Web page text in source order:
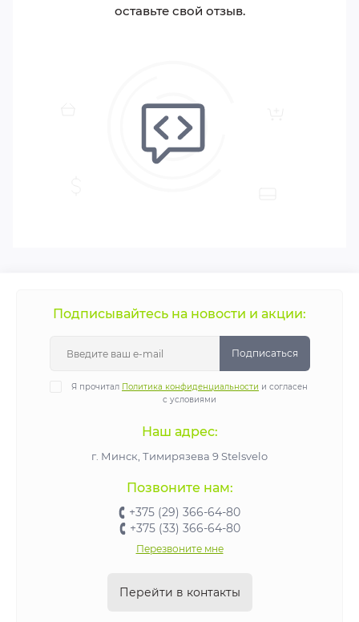
оставьте свой отзыв.
Подписывайтесь на новости и акции:
Подписаться
Я прочитал Политика конфиденциальности и согласен
с условиями
Наш адрес:
г. Минск, Тимирязева 9 Stelsvelo
Позвоните нам:
+375 (29) 366-64-80
+375 (33) 366-64-80
Перезвоните мне
Перейти в контакты